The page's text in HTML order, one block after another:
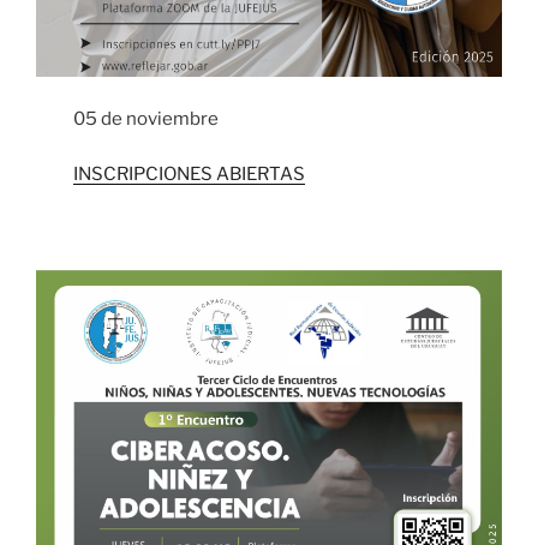
05 de noviembre
INSCRIPCIONES ABIERTAS